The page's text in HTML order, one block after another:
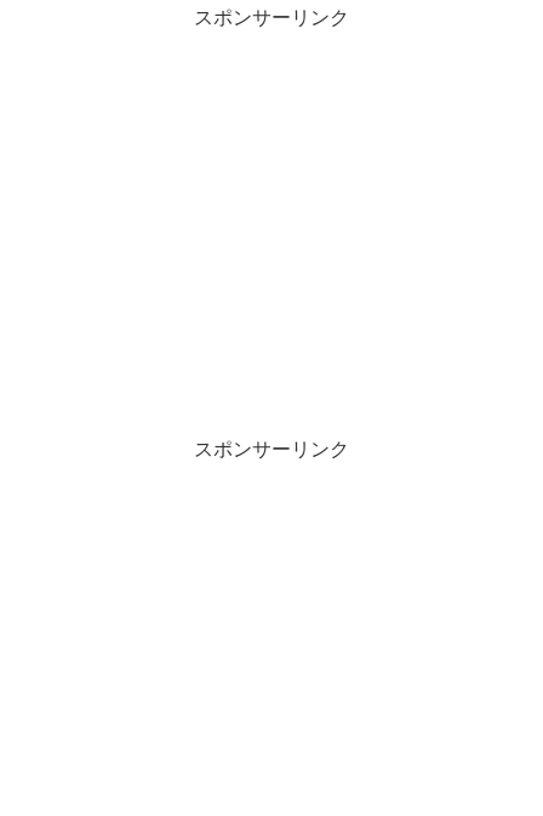
スポンサーリンク
スポンサーリンク